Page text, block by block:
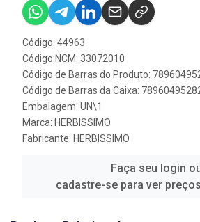
Código: 44963
Código NCM: 33072010
Código de Barras do Produto:
Código de Barras da Caixa:
Embalagem: UN\1
Marca: HERBISSIMO
Fabricante: HERBISSIMO
Faça seu login
cadastre-se para ver